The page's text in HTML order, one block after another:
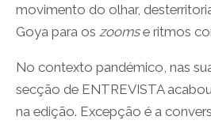
movimento do olhar,
Goya para os zoomse ritmos
No contexto pandémico, nas
secção de ENTREVISTA
na edição. Excepção é a